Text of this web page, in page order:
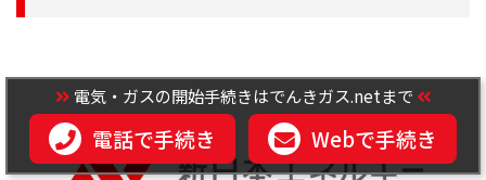
電気・ガスの開始手続きはでんきガス.netまで
電話で手続き Webで手続き